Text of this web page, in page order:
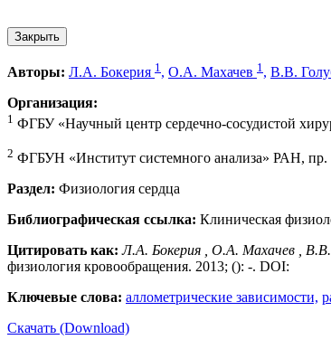
Закрыть
Авторы: Л.А. Бокерия 1 , О.А. Махачев 1 , В.В.
Организация:
1 ФГБУ «Научный центр сердечно-сосудистой
2 ФГБУН «Институт системного анализа» РАН, пр.
Раздел: Физиология сердца
Библиографическая ссылка: Клиническая
Цитировать как: Л.А. Бокерия , О.А. Махачев ,
физиология кровообращения. 2013; (): -. DOI:
Ключевые слова: аллометрические зависимости,
Скачать (Download)